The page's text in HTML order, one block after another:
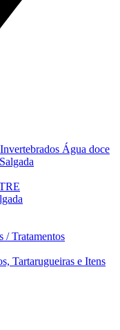
Água doce
/ Tratamentos
Tartarugueiras e Itens